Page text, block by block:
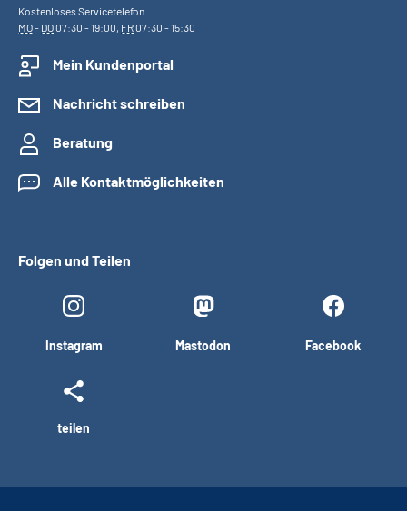
Kostenloses Servicetelefon
MO- DO07:30 - 19:00, FR07:30 - 15:30
Mein Kundenportal
Nachricht schreiben
Beratung
Alle Kontaktmöglichkeiten
Folgen und Teilen
Instagram Mastodon Facebook
teilen